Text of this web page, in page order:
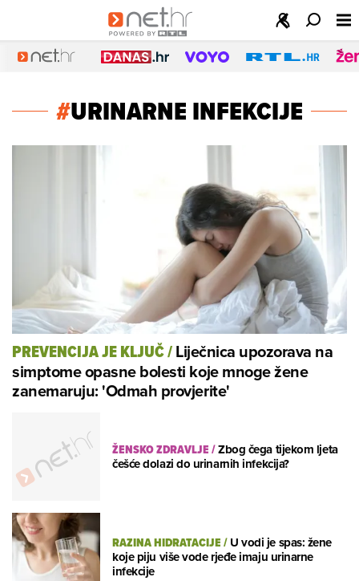
#URINARNE INFEKCIJE
PREVENCIJA JE KLJUČ/Liječnica upozorava na
simptome opasne bolesti koje mnoge žene
zanemaruju: 'Odmah provjerite'
ŽENSKO ZDRAVLJE/Zbog čega tijekom ljeta
češće dolazi do urinarnih infekcija?
RAZINA HIDRATACIJE/U vodi je spas: žene
koje piju više vode rjeđe imaju urinarne
infekcije